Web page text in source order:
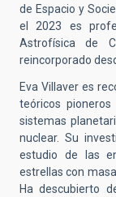
de Espacio y
el 2023 es
Astrofísica de
reincorporado
Eva Villaver es
teóricos
sistemas
nuclear. Su
estudio de las
estrellas con
Ha descubierto